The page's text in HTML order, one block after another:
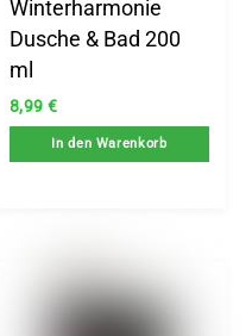
Winterharmonie
Dusche & Bad 200
ml
8,99 €
In den Warenkorb